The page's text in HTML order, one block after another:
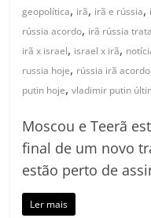
geopolítica, irã, irã e rússia,
rússia acordo, irã rússia
irã x israel, israel x irã,
russia hoje, rússia irã acordo
putin hoje,vladimir putin
Moscou e Teerã
final de um novo
estão perto de
Ler mais